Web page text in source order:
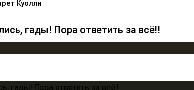
Куолли
гады! Пора ответить за всё!!